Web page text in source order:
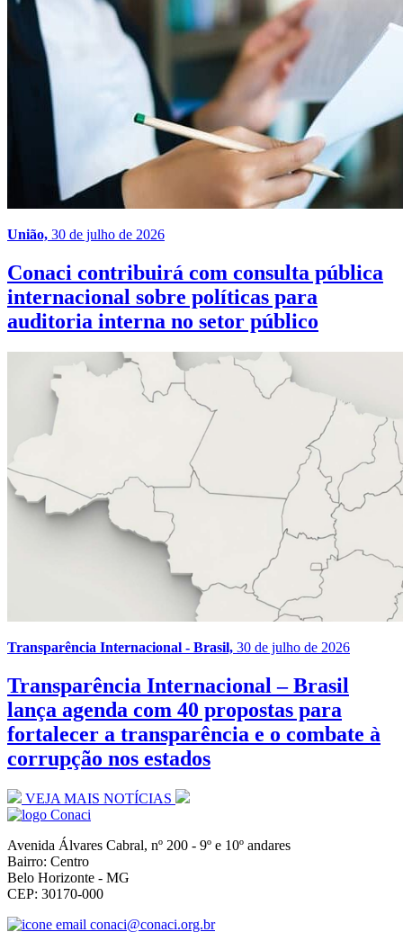
União, 30 de julho de 2026
Conaci contribuirá com consulta pública
internacional sobre políticas para
auditoria interna no setor público
Transparência Internacional - Brasil, 30 de julho de 2026
Transparência Internacional – Brasil
lança agenda com 40 propostas para
fortalecer a transparência e o combate à
corrupção nos estados
VEJA MAIS NOTÍCIAS
Avenida Álvares Cabral, nº 200 - 9º e 10º andares
Bairro: Centro
Belo Horizonte - MG
CEP: 30170-000
conaci@conaci.org.br